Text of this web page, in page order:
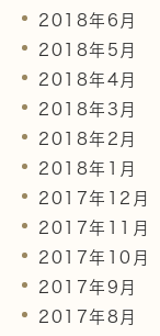
2018年6月
2018年5月
2018年4月
2018年3月
2018年2月
2018年1月
2017年12月
2017年11月
2017年10月
2017年9月
2017年8月